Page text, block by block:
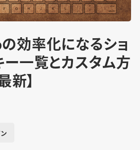
効率化になるショ
ー一覧とカスタム方
新】